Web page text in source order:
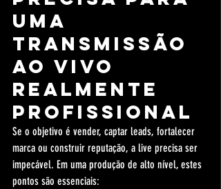
uma
transmissão
ao vivo
realmente
profissional
Se o objetivo é vender, captar leads, fortalecer
marca ou construir reputação, a live precisa ser
impecável. Em uma produção de alto nível, estes
pontos são essenciais: